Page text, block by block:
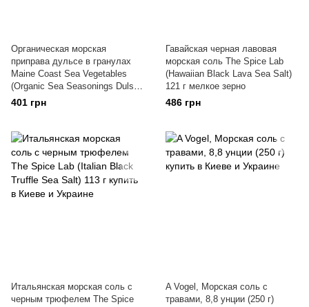
Органическая морская
приправа дульсе в гранулах
Maine Coast Sea Vegetables
(Organic Sea Seasonings Dulse
Granules) 43 мл
401 грн
Гавайская черная лавовая
морская соль The Spice Lab
(Hawaiian Black Lava Sea Salt)
121 г мелкое зерно
486 грн
Итальянская морская соль с
черным трюфелем The Spice
A Vogel, Морская соль с
травами, 8,8 унции (250 г)